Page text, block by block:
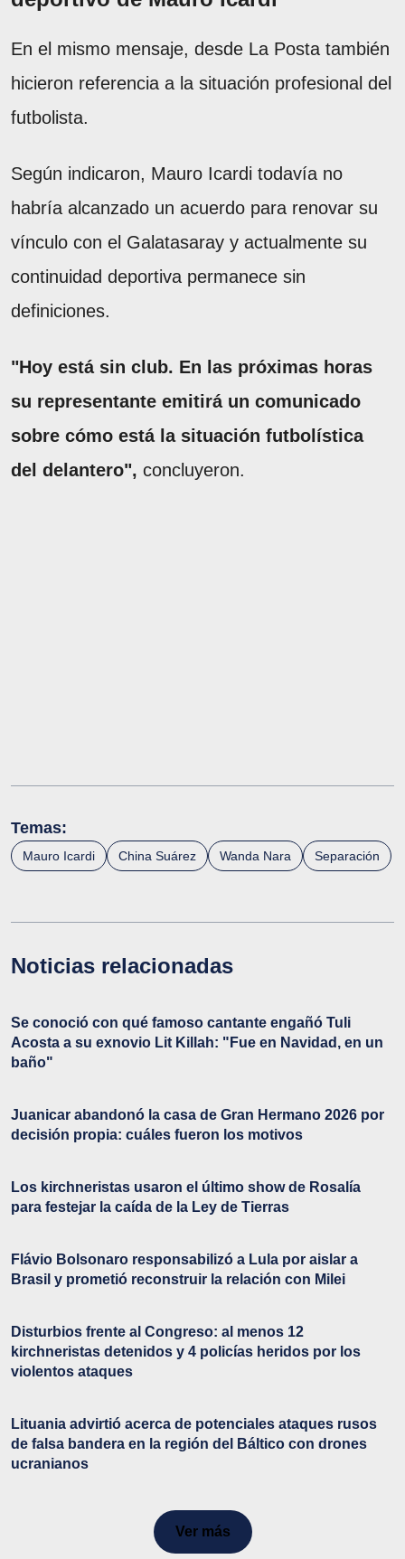
En el mismo mensaje, desde La Posta también
hicieron referencia a la situación profesional del
futbolista.
Según indicaron, Mauro Icardi todavía no
habría alcanzado un acuerdo para renovar su
vínculo con el Galatasaray y actualmente su
continuidad deportiva permanece sin
definiciones.
"Hoy está sin club. En las próximas horas
su representante emitirá un comunicado
sobre cómo está la situación futbolística
del delantero", concluyeron.
Temas:
Mauro Icardi China Suárez Wanda Nara Separación
Noticias relacionadas
Se conoció con qué famoso cantante engañó Tuli
Acosta a su exnovio Lit Killah: "Fue en Navidad, en un
baño"
Juanicar abandonó la casa de Gran Hermano 2026 por
decisión propia: cuáles fueron los motivos
Los kirchneristas usaron el último show de Rosalía
para festejar la caída de la Ley de Tierras
Flávio Bolsonaro responsabilizó a Lula por aislar a
Brasil y prometió reconstruir la relación con Milei
Disturbios frente al Congreso: al menos 12
kirchneristas detenidos y 4 policías heridos por los
violentos ataques
Lituania advirtió acerca de potenciales ataques rusos
de falsa bandera en la región del Báltico con drones
ucranianos
Ver más